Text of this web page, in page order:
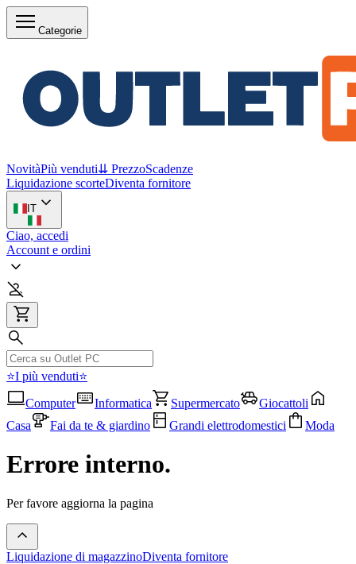
Categorie
NovitàPiù venduti⇊ PrezzoScadenze
Liquidazione scorteDiventa fornitore
IT
Ciao, accedi
Account e ordini
⭐I più venduti⭐
Computer
Informatica Supermercato
Giocattoli
Casa
Fai da te & giardino Grandi elettrodomestici Moda
Errore interno.
Per favore aggiorna la pagina
Liquidazione di magazzinoDiventa fornitore